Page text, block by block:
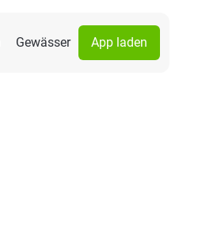
Gewässer App laden